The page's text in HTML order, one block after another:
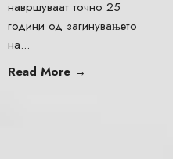
навршуваат точно 25
години од загинувањето
на...
Read More →